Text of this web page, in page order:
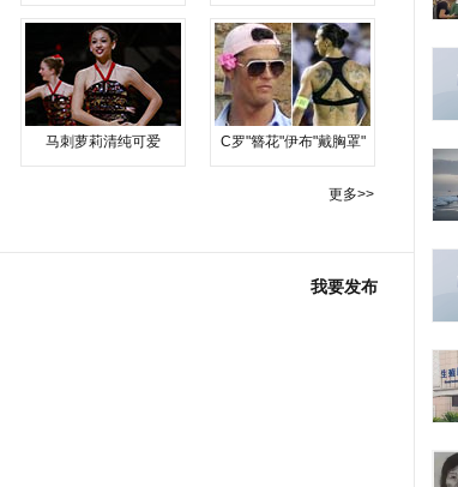
马刺萝莉清纯可爱 C罗"簪花"伊布"戴胸罩"
更多>>
我要发布